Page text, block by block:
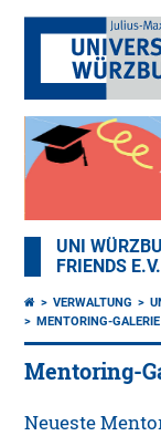
UNI
FRIENDS E.V.
VERWALTUNG
MENTORING-GALERIE
Mentoring-
Neueste